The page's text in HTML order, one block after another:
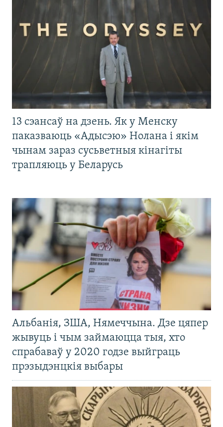
13 сэансаў на дзень. Як у Менску
паказваюць «Адысэю» Нолана і якім
чынам зараз сусьветныя кінагіты
трапляюць у Беларусь
Альбанія, ЗША, Нямеччына. Дзе цяпер
жывуць і чым займаюцца тыя, хто
спрабаваў у 2020 годзе выйграць
прэзыдэнцкія выбары